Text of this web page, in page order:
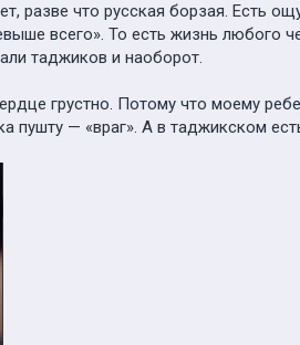
разве что русская борзая. Есть
всего». То есть жизнь любого
таджиков и наоборот.
грустно. Потому что моему
— «враг». А в таджикском